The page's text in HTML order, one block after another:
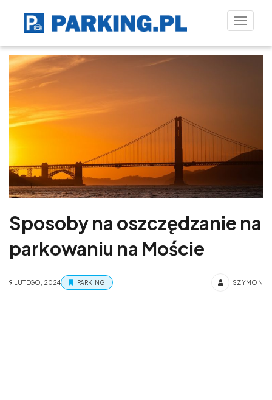
Toggle
Sposoby na oszczędzanie na
parkowaniu na Moście
9 LUTEGO, 2024 PARKING SZYMON